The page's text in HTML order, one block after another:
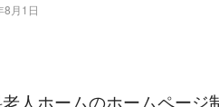
8月1日
人ホームのホームページ